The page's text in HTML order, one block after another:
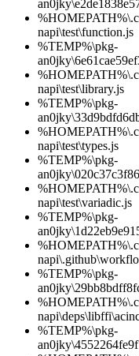
napi\test\function.js
%TEMP%\pkg-
napi\test\library.js
%TEMP%\pkg-
napi\test\types.js
%TEMP%\pkg-
napi\test\variadic.js
%TEMP%\pkg-
%TEMP%\pkg-
%TEMP%\pkg-